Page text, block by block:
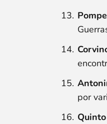
por
Quinto